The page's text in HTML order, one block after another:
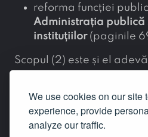
We use cookies on our site
experience, provide
analyze our traffic.
reforma funcției
Administrația publică
instituțiilor(paginile
Scopul (2) este și el